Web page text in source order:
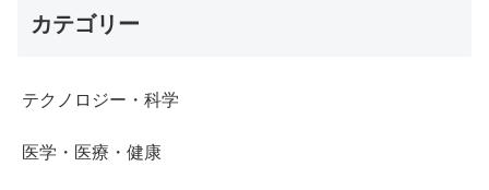
カテゴリー
テクノロジー・科学
医学・医療・健康